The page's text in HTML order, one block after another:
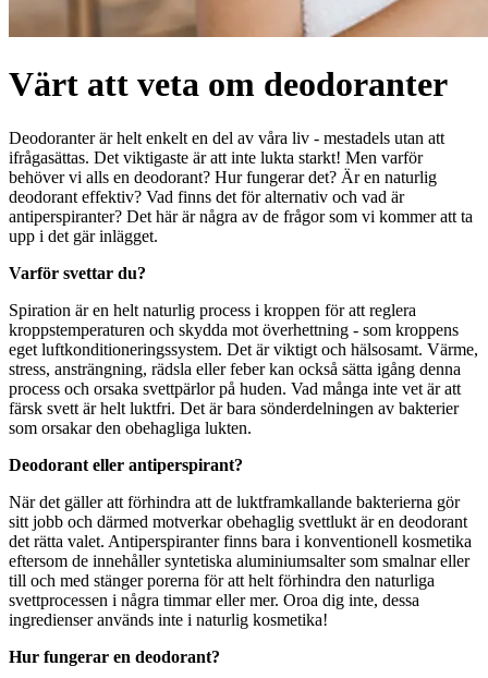
Värt att veta om deodoranter
Deodoranter är helt enkelt en del av våra liv - mestadels utan att
ifrågasättas. Det viktigaste är att inte lukta starkt! Men varför
behöver vi alls en deodorant? Hur fungerar det? Är en naturlig
deodorant effektiv? Vad finns det för alternativ och vad är
antiperspiranter? Det här är några av de frågor som vi kommer att ta
upp i det gär inlägget.
Varför svettar du?
Spiration är en helt naturlig process i kroppen för att reglera
kroppstemperaturen och skydda mot överhettning - som kroppens
eget luftkonditioneringssystem. Det är viktigt och hälsosamt. Värme,
stress, ansträngning, rädsla eller feber kan också sätta igång denna
process och orsaka svettpärlor på huden. Vad många inte vet är att
färsk svett är helt luktfri. Det är bara sönderdelningen av bakterier
som orsakar den obehagliga lukten.
Deodorant eller antiperspirant?
När det gäller att förhindra att de luktframkallande bakterierna gör
sitt jobb och därmed motverkar obehaglig svettlukt är en deodorant
det rätta valet. Antiperspiranter finns bara i konventionell kosmetika
eftersom de innehåller syntetiska aluminiumsalter som smalnar eller
till och med stänger porerna för att helt förhindra den naturliga
svettprocessen i några timmar eller mer. Oroa dig inte, dessa
ingredienser används inte i naturlig kosmetika!
Hur fungerar en deodorant?